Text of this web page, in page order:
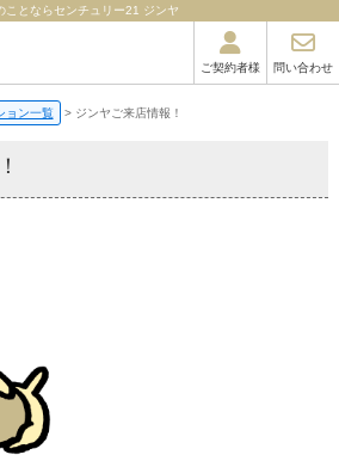
ことならセンチュリー21 ジンヤ
ご契約者様 問い合わせ
ョン一覧 ジンヤご来店情報！